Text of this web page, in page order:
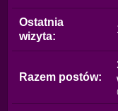
Ostatnia
wizyta:
Razem postów: